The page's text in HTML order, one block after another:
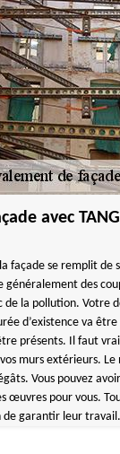
avec
façade se remplit de
des
de la pollution. Votre
d’existence va
présents. Il faut
murs extérieurs.
Vous pouvez
œuvres pour vous.
de garantir leur travail.